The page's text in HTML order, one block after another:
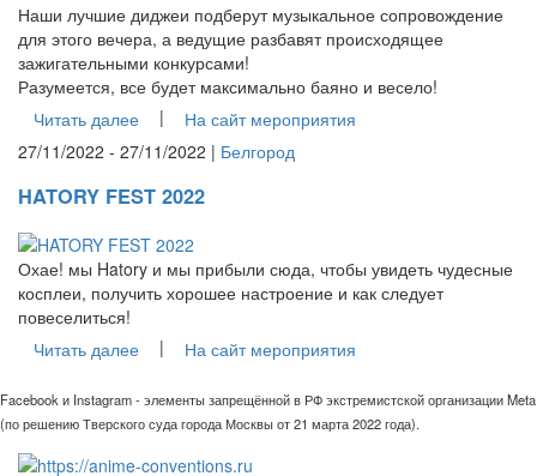
Наши лучшие диджеи подберут музыкальное сопровождение
для этого вечера, а ведущие разбавят происходящее
зажигательными конкурсами!
Разумеется, все будет максимально баяно и весело!
Читать далее
|
На сайт мероприятия
27/11/2022 - 27/11/2022 | Белгород
HATORY FEST 2022
Охае! мы Hatory и мы прибыли сюда, чтобы увидеть чудесные
косплеи, получить хорошее настроение и как следует
повеселиться!
Читать далее
| На сайт мероприятия
Facebook и Instagram - элементы запрещённой в РФ экстремистской организации Meta
(по решению Тверского суда города Москвы от 21 марта 2022 года).